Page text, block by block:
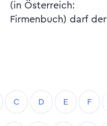
(in Österreich:
Firmenbuch) darf der
C D E F